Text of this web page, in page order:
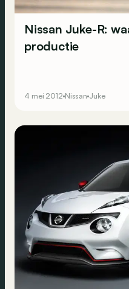
Nissan Juke-R:
productie
4 mei 2012 Nissan Juke